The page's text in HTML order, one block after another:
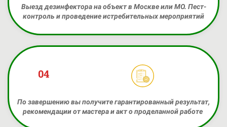
Выезд дезинфектора на объект в Москве или МО. Пест-
контроль и проведение истребительных мероприятий
04
По завершению вы получите гарантированный результат,
рекомендации от мастера и акт о проделанной работе